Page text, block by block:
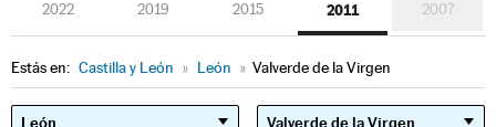
2022 2019 2015 2011 2007
Estás en: Castilla y León » León » Valverde de la Virgen